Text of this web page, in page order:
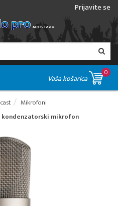
Prijavite se
Vaša košarica
0
Mikrofoni
kondenzatorski mikrofon